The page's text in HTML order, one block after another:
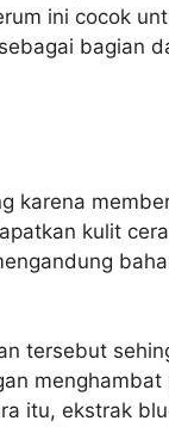
ini cocok
bagian
karena
kulit
tersebut
itu, ekstrak